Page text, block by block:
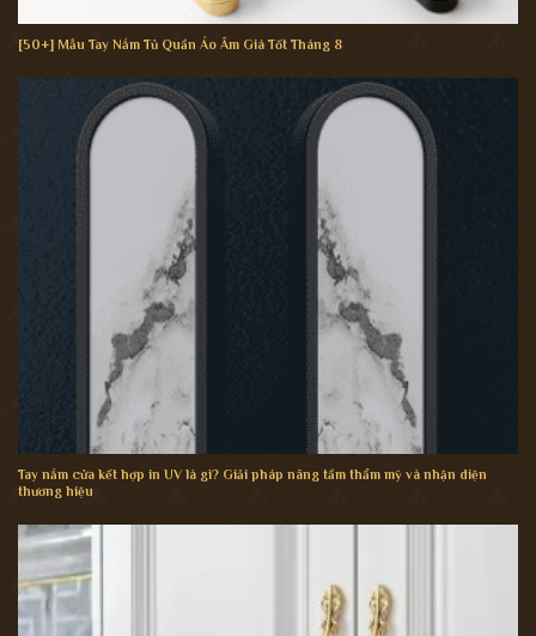
[50+] Mẫu Tay Nắm Tủ Quần Áo Âm Giá Tốt Tháng 8
Tay nắm cửa kết hợp in UV là gì? Giải pháp nâng tầm thẩm mỹ và nhận diện
thương hiệu